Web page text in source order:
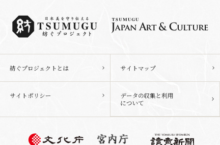
紡ぐプロジェクトとは サイトマップ
サイトポリシー
データの収集と利用
について